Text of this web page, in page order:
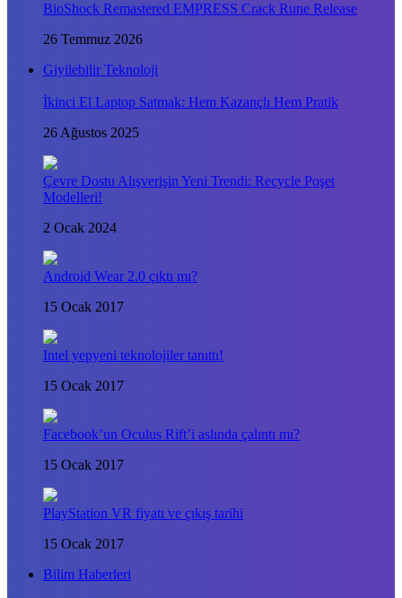
BioShock Remastered EMPRESS Crack Rune Release
26 Temmuz 2026
Giyilebilir Teknoloji
İkinci El Laptop Satmak: Hem Kazançlı Hem Pratik
26 Ağustos 2025
Çevre Dostu Alışverişin Yeni Trendi: Recycle Poşet
Modelleri!
2 Ocak 2024
Android Wear 2.0 çıktı mı?
15 Ocak 2017
Intel yepyeni teknolojiler tanıttı!
15 Ocak 2017
Facebook’un Oculus Rift’i aslında çalıntı mı?
15 Ocak 2017
PlayStation VR fiyatı ve çıkış tarihi
15 Ocak 2017
Bilim Haberleri